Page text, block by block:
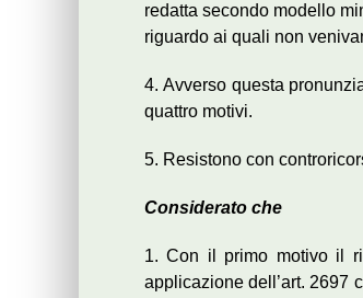
redatta secondo modello
riguardo ai quali non
4. Avverso questa
quattro motivi.
5. Resistono con
Considerato che
1. Con il primo motivo il
applicazione dell’art. 2697